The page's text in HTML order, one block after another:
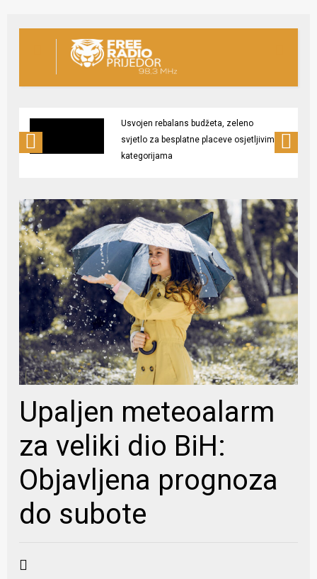
Usvojen rebalans budžeta, zeleno
svjetlo za besplatne placeve osjetljivim
kategorijama
Upaljen meteoalarm
za veliki dio BiH:
Objavljena prognoza
do subote